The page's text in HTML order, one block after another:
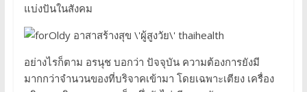
แบ่งปันในสังคม
อย่างไรก็ตาม อรนุช บอกว่า ปัจจุบัน ความต้องการยังมี
มากกว่าจำนวนของที่บริจาคเข้ามา โดยเฉพาะเตียง เครื่อง